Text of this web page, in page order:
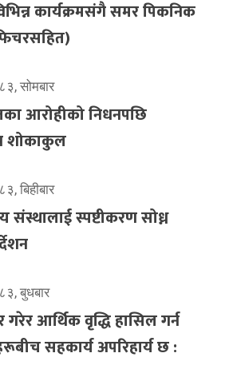
कार्यक्रमसंगै समर पिकनिक
सोमबार
आरोहीको निधनपछि
शोकाकुल
बिहीबार
संस्थालाई स्पष्टीकरण सोध्न
बुधबार
गरेर आर्थिक वृद्धि हासिल गर्न
सहकार्य अपरिहार्य छ :